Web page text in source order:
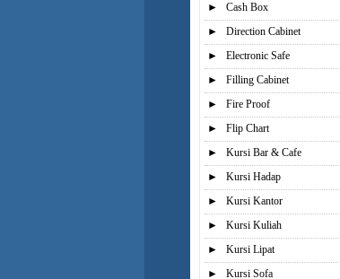
►
Cash Box
►
Direction Cabinet
►
Electronic Safe
►
Filling Cabinet
►
Fire Proof
►
Flip Chart
►
Kursi Bar & Cafe
►
Kursi Hadap
►
Kursi Kantor
►
Kursi Kuliah
►
Kursi Lipat
►
Kursi Sofa